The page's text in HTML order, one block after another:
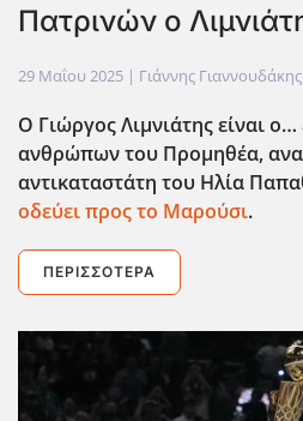
Πατρινών ο
29 Μαΐου 2025 | Γιάννης
Ο Γιώργος Λιμνιάτης είναι
ανθρώπων του Προμηθέα,
αντικαταστάτη του Ηλία
οδεύει προς το Μαρούσι.
ΠΕΡΙΣΣΌΤΕΡΑ